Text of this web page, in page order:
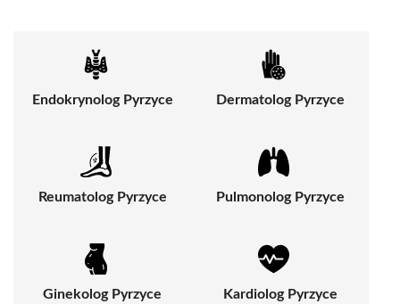
Endokrynolog Pyrzyce Dermatolog Pyrzyce
Reumatolog Pyrzyce Pulmonolog Pyrzyce
Ginekolog Pyrzyce Kardiolog Pyrzyce